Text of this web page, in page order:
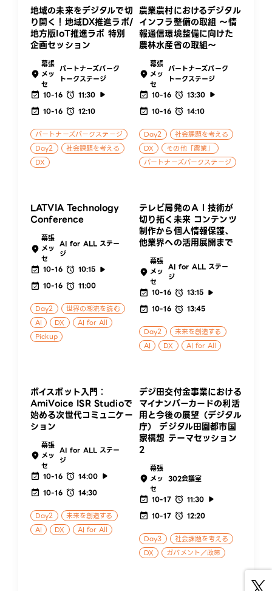
地域の未来をデジタルで切
り開く！地域DX推進ラボ/
地方版IoT推進ラボ 特別
企画セッション
幕張
メッ
セ
パートナーズパーク
トークステージ
10-16
11:30
10-16
12:10
パートナーズパークステージ
Day2
社会課題を考える
DX
農業農村におけるデジタル
インフラ整備の取組 ～情
報通信環境整備に向けた
農林水産省の取組～
幕張
メッ
セ
パートナーズパーク
トークステージ
10-16
13:30
10-16
14:10
Day2
社会課題を考える
DX
その他「農業」
パートナーズパークステージ
LATVIA Technology
Conference
幕張
メッ
セ
AI for ALL ステー
ジ
10-16
10:15
10-16
11:00
Day2
世界の潮流を読む
AI
DX
AI for All
Pickup
テレビ局発のＡＩ技術が
切り拓く未来 コンテンツ
制作から個人情報保護、
他業界への活用展開まで
幕張
メッ
セ
AI for ALL ステー
ジ
10-16
13:15
10-16
13:45
Day2
未来を創造する
AI
DX AI for All
ボイスボット入門：
AmiVoice ISR Studioで
始める次世代コミュニケー
ション
幕張
メッ
セ
AI for ALL ステー
ジ
10-16
14:00
10-16
14:30
Day2
未来を創造する
AI
DX AI for All
デジ田交付金事業における
マイナンバーカードの利活
用と今後の展望（デジタル
庁） デジタル田園都市国
家構想 テーマセッション
2
幕張
メッ
セ
302会議室
10-17
11:30
10-17
12:20
Day3
社会課題を考える
DX
ガバメント／政策